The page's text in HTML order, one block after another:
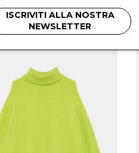
€ 249.00
ISCRIVITI ALLA NOSTRA
NEWSLETTER